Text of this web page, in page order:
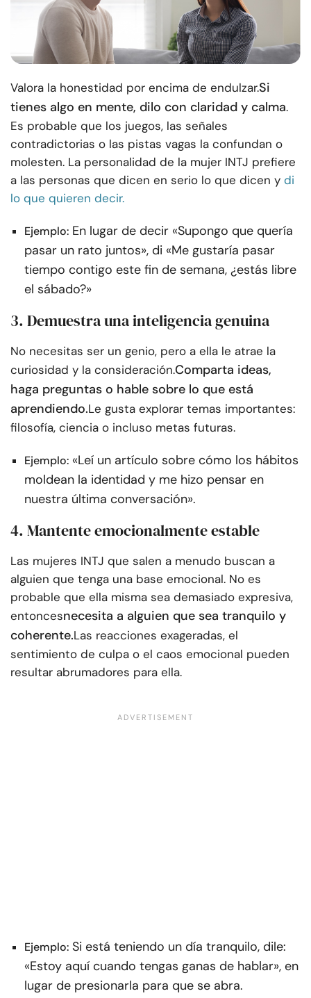
Valora la honestidad por encima de endulzar.Si
tienes algo en mente, dilo con claridad y calma.
Es probable que los juegos, las señales
contradictorias o las pistas vagas la confundan o
molesten. La personalidad de la mujer INTJ prefiere
a las personas que dicen en serio lo que dicen y di
lo que quieren decir.
Ejemplo: En lugar de decir «Supongo que quería
pasar un rato juntos», di «Me gustaría pasar
tiempo contigo este fin de semana, ¿estás libre
el sábado?»
3. Demuestra una inteligencia genuina
No necesitas ser un genio, pero a ella le atrae la
curiosidad y la consideración.Comparta ideas,
haga preguntas o hable sobre lo que está
aprendiendo.Le gusta explorar temas importantes:
filosofía, ciencia o incluso metas futuras.
Ejemplo: «Leí un artículo sobre cómo los hábitos
moldean la identidad y me hizo pensar en
nuestra última conversación».
4. Mantente emocionalmente estable
Las mujeres INTJ que salen a menudo buscan a
alguien que tenga una base emocional. No es
probable que ella misma sea demasiado expresiva,
entoncesnecesita a alguien que sea tranquilo y
coherente.Las reacciones exageradas, el
sentimiento de culpa o el caos emocional pueden
resultar abrumadores para ella.
Ejemplo: Si está teniendo un día tranquilo, dile:
«Estoy aquí cuando tengas ganas de hablar», en
lugar de presionarla para que se abra.